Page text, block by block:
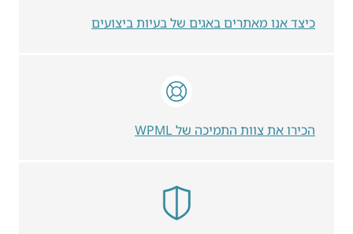
כיצד אנו מאתרים באגים של בעיות ביצועים
הכירו את צוות התמיכה של WPML